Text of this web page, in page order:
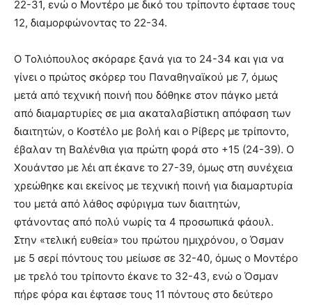
22-31, ενώ ο Μοντέρο με δικό του τρίποντο έφτασε τους
12, διαμορφώνοντας το 22-34.
Ο Τολιόπουλος σκόραρε ξανά για το 24-34 και για να
γίνει ο πρώτος σκόρερ του Παναθηναϊκού με 7, όμως
μετά από τεχνική ποινή που δόθηκε στον πάγκο μετά
από διαμαρτυρίες σε μια ακαταλαβίστικη απόφαση των
διαιτητών, ο Κοστέλο με βολή και ο Ρίβερς με τρίποντο,
έβαλαν τη Βαλένθια για πρώτη φορά στο +15 (24-39). Ο
Χουάντσο με λέι απ έκανε το 27-39, όμως στη συνέχεια
χρεώθηκε και εκείνος με τεχνική ποινή για διαμαρτυρία
του μετά από λάθος σφύριγμα των διαιτητών,
φτάνοντας από πολύ νωρίς τα 4 προσωπικά φάουλ.
Στην «τελική ευθεία» του πρώτου ημιχρόνου, ο Όσμαν
με 5 σερί πόντους του μείωσε σε 32-40, όμως ο Μοντέρο
με τρελό του τρίποντο έκανε το 32-43, ενώ ο Όσμαν
πήρε φόρα και έφτασε τους 11 πόντους στο δεύτερο